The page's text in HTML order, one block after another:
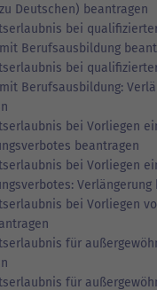
Deutschen) beantragen
bei
Berufsausbildung
bei
Berufsausbildung:
bei Vorliegen
beantragen
bei Vorliegen
Verlängerung
bei Vorliegen
für
für